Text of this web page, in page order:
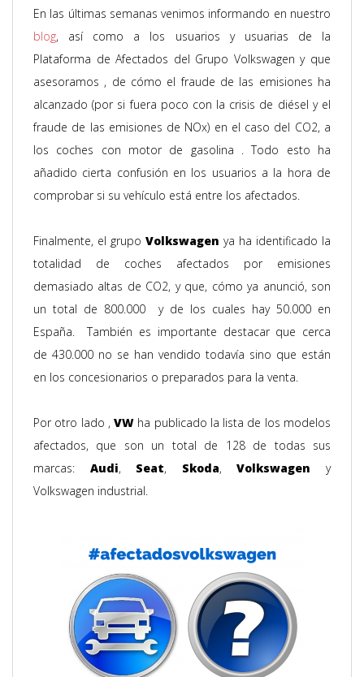
En las últimas semanas venimos informando en nuestro
blog, así como a los usuarios y usuarias de la
Plataforma de Afectados del Grupo Volkswagen y que
asesoramos , de cómo el fraude de las emisiones ha
alcanzado (por si fuera poco con la crisis de diésel y el
fraude de las emisiones de NOx) en el caso del CO2, a
los coches con motor de gasolina . Todo esto ha
añadido cierta confusión en los usuarios a la hora de
comprobar si su vehículo está entre los afectados.
Finalmente, el grupo Volkswagen ya ha identificado la
totalidad de coches afectados por emisiones
demasiado altas de CO2, y que, cómo ya anunció, son
un total de 800.000 y de los cuales hay 50.000 en
España. También es importante destacar que cerca
de 430.000 no se han vendido todavía sino que están
en los concesionarios o preparados para la venta.
Por otro lado ,VW ha publicado la lista de los modelos
afectados, que son un total de 128 de todas sus
marcas: Audi, Seat, Skoda,Volkswagen y
Volkswagen industrial.